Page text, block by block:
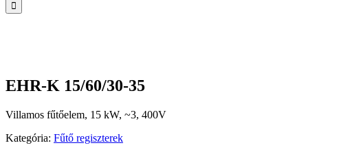
EHR-K 15/60/30-35
Villamos fűtőelem, 15 kW, ~3, 400V
Kategória: Fűtő regiszterek